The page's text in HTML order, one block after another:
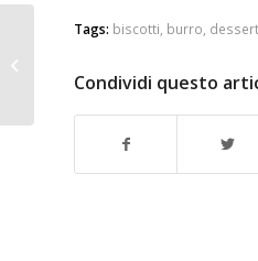
Tags: biscotti burro dessert
Condividi questo
utilizzarle